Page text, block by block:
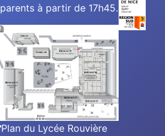
parents à partir de 17h45.
Plan du Lycée Rouvière